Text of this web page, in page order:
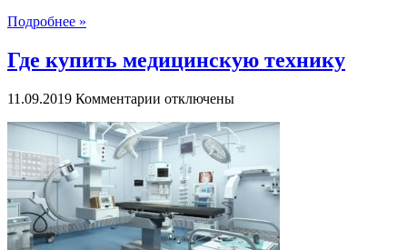
Подробнее »
Где купить медицинскую технику
11.09.2019 Комментарии к
Где
купить
медицинскую
технику
отключены